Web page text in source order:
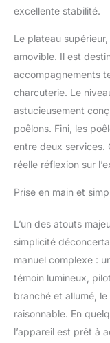
excellente stabilité.
Le plateau
amovible. Il est
accompagnements
charcuterie. Le
astucieusement
poêlons. Fini, les
entre deux services.
réelle réflexion sur
Prise en main et
L’un des atouts
simplicité
manuel complexe :
témoin lumineux,
branché et allumé,
raisonnable. En
l’appareil est prêt à